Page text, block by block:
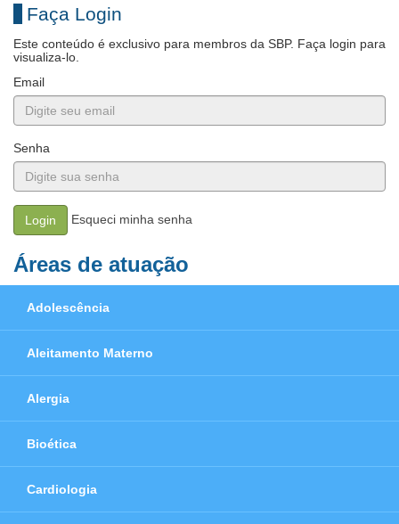
Faça Login
Este conteúdo é exclusivo para membros da SBP. Faça login para
visualiza-lo.
Email
Senha
Login Esqueci minha senha
Áreas de atuação
Adolescência
Aleitamento Materno
Alergia
Bioética
Cardiologia